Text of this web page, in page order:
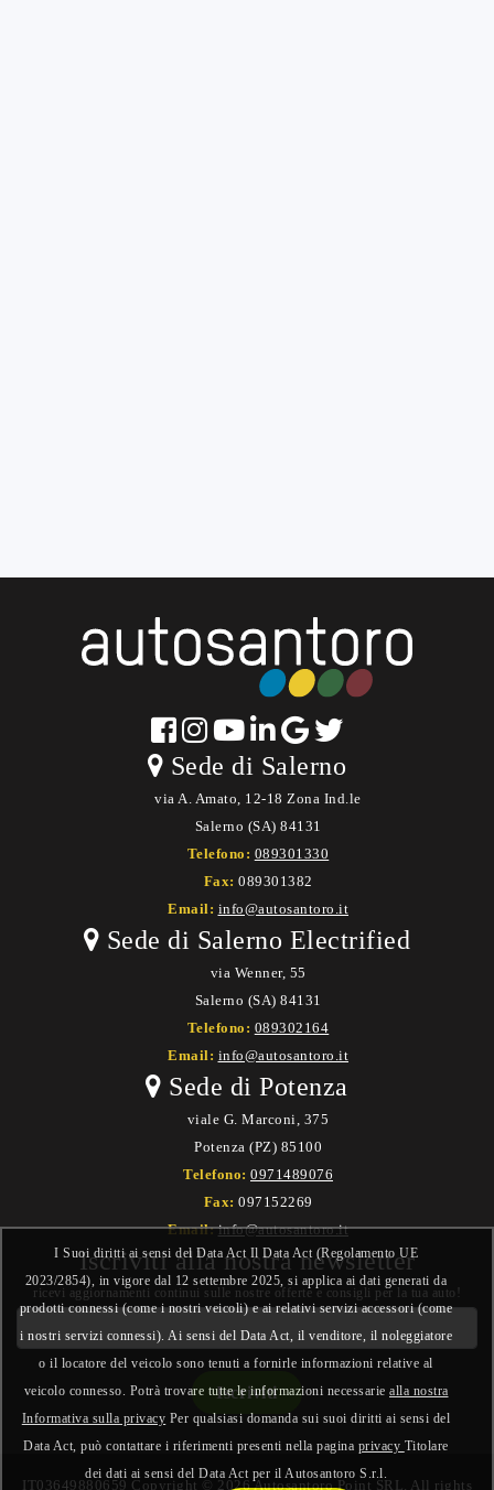
Sede di Salerno
via A. Amato, 12-18 Zona Ind.le
Salerno (SA) 84131
Telefono: 089301330
Fax: 089301382
Email: info@autosantoro.it
Sede di Salerno Electrified
via Wenner, 55
Salerno (SA) 84131
Telefono: 089302164
Email: info@autosantoro.it
Sede di Potenza
viale G. Marconi, 375
Potenza (PZ) 85100
Telefono: 0971489076
Fax: 097152269
Email:info@autosantoro.it
Iscriviti alla nostra newsletter
ricevi aggiornamenti continui sulle nostre offerte e consigli per la tua auto!
IT03649880659 Copyright © 2026 Autosantoro Point SRL. All rights
I Suoi diritti ai sensi del Data Act Il Data Act (Regolamento UE
2023/2854), in vigore dal 12 settembre 2025, si applica ai dati generati da
prodotti connessi (come i nostri veicoli) e ai relativi servizi accessori (come
i nostri servizi connessi). Ai sensi del Data Act, il venditore, il noleggiatore
o il locatore del veicolo sono tenuti a fornirle informazioni relative al
veicolo connesso. Potrà trovare tutte le informazioni necessarie alla nostra
Informativa sulla privacy Per qualsiasi domanda sui suoi diritti ai sensi del
Data Act, può contattare i riferimenti presenti nella pagina privacy Titolare
dei dati ai sensi del Data Act per il Autosantoro S.r.l.